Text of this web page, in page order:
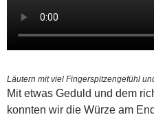
Läutern mit viel Fingerspitzengefühl
Mit etwas Geduld und dem
konnten wir die Würze am